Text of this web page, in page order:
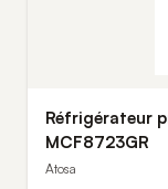
Réfrigérateur
MCF8723GR
Atosa